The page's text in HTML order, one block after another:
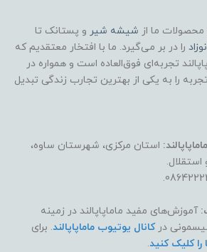
ما از شیشه شیر و پستانک تا
را در بر می‌گیرد. ما با افتخار معتقدیم که
تجربه‌ای فوق‌العاده است و همواره در
را به یکی از بهترین تجارب زندگی تبدیل
استان مرکزی، شهرستان ساوه،
استقلال.
آموزش‌های مفید ماماپاپالند در زمینه
سیسمونی درکانال یوتیوب ماماپاپالند. برای
را کلیک کنید.